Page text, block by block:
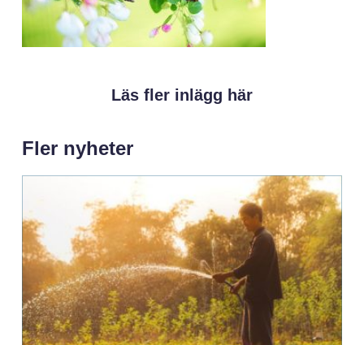
Läs fler inlägg här
Fler nyheter